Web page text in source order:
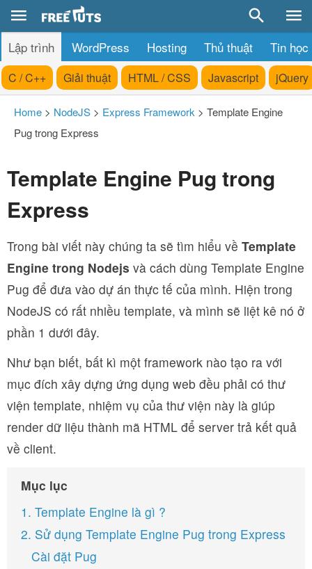
Lập trình WordPress Hosting Thủ thuật Tin học
C / C++ Giải thuật HTML / CSS Javascript jQuery
Home > NodeJS > Express Framework > Template Engine
Pug trong Express
Template Engine Pug trong
Express
Trong bài viết này chúng ta sẽ tìm hiểu về Template
Engine trong Nodejs và cách dùng Template Engine
Pug để đưa vào dự án thực tế của mình. Hiện trong
NodeJS có rất nhiều template, và mình sẽ liệt kê nó ở
phần 1 dưới đây.
Như bạn biết, bất kì một framework nào tạo ra với
mục đích xây dựng ứng dụng web đều phải có thư
viện template, nhiệm vụ của thư viện này là giúp
render dữ liệu thành mã HTML để server trả kết quả
về client.
Mục lục
1. Template Engine là gì ?
2. Sử dụng Template Engine Pug trong Express
Cài đặt Pug